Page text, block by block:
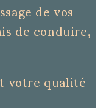
de vos
de conduire,
votre qualité